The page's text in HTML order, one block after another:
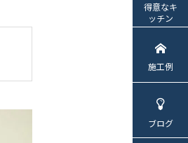
得意なキ
ッチン
施工例
ブログ